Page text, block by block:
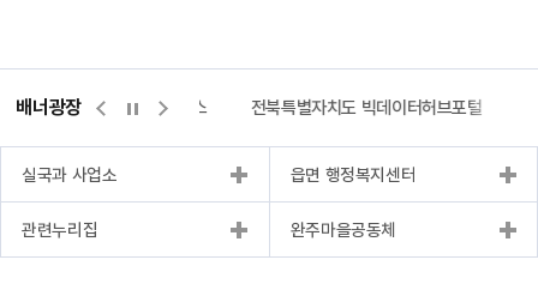
배너광장
량바로처리센터 위택스 전북특별자치도 빅데이터허브포털
실국과 사업소 읍면 행정복지센터
관련누리집 완주마을공동체